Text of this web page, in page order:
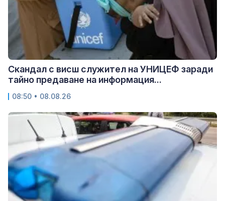
Скандал с висш служител на УНИЦЕФ заради
тайно предаване на информация...
08:50 • 08.08.26